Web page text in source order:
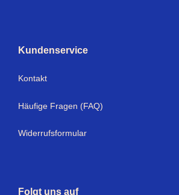
Kundenservice
Kontakt
Häufige Fragen (FAQ)
Widerrufsformular
Folgt uns auf